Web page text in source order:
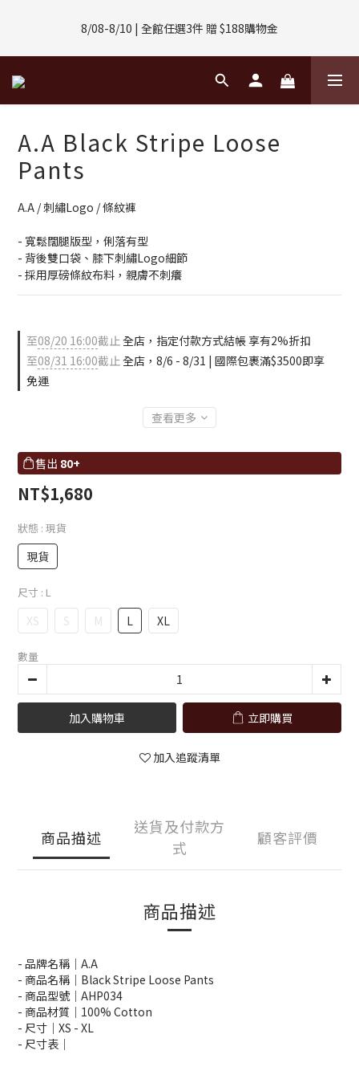
(數量有限售完不補)
8/08-8/10 | 全館任選3件 贈 $188購物金
8/01-8/31 | 任選2件CUBOX正價商品 贈【威靈頓 / 波士頓墨鏡】
A.A Black Stripe Loose
Pants
A.A / 刺繡Logo / 條紋褲
- 寬鬆闊腿版型，俐落有型
- 背後雙口袋、膝下刺繡Logo細節
- 採用厚磅條紋布料，親膚不刺癢
至08/20 16:00截止全店，指定付款方式結帳 享有2%折扣
至08/31 16:00截止全店，8/6 - 8/31 | 國際包裹滿$3500即享
免運
查看更多
售出 80+
NT$1,680
狀態 : 現貨
現貨
尺寸 : L
XS S M L XL
數量
加入購物車 立即購買
加入追蹤清單
商品描述
送貨及付款方
式
顧客評價
商品描述
- 品牌名稱｜A.A
- 商品名稱｜Black Stripe Loose Pants
- 商品型號｜AHP034
- 商品材質｜100% Cotton
- 尺寸｜XS - XL
- 尺寸表｜